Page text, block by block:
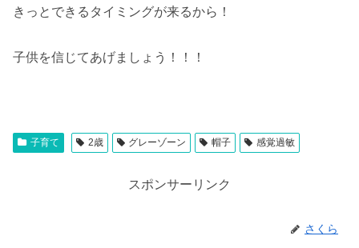
きっとできるタイミングが来るから！
子供を信じてあげましょう！！！
子育て 2歳 グレーゾーン 帽子 感覚過敏
スポンサーリンク
さくら